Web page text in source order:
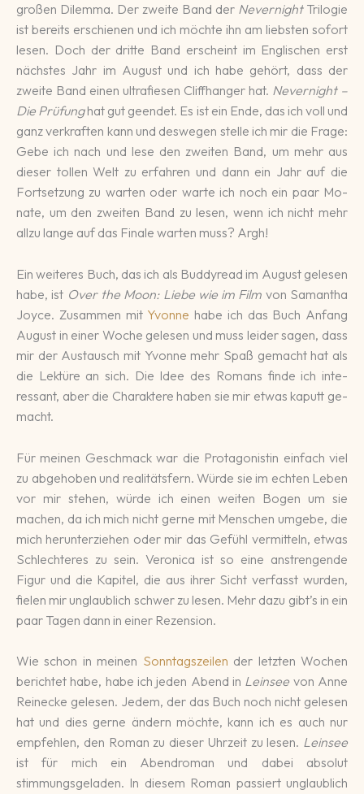
gro­ßen Di­lemma. Der zweite Band der Never­nightTri­lo­gie
ist be­reits er­schie­nen und ich möchte ihn am liebsten so­fort
lesen. Doch der dritte Band er­scheint im Eng­li­schen erst
nächstes Jahr im August und ich habe gehört, dass der
zweite Band einen ultra­fie­sen Cliffhanger hat. Nevernight –
Die Prüfunghat gut geendet. Es ist ein Ende, das ich voll und
ganz ver­kraf­ten kann und des­wegen stelle ich mir die Frage:
Gebe ich nach und lese den zweiten Band, um mehr aus
dieser tollen Welt zu erfahren und dann ein Jahr auf die
Fortsetzung zu warten oder warte ich noch ein paar Mo­
nate, um den zwei­ten Band zu lesen, wenn ich nicht mehr
allzu lan­ge auf das Fina­le warten muss? Argh!
Ein weiteres Buch, das ich als Buddy­read im August ge­le­sen
habe, ist Over the Moon: Liebe wie im Film von Sa­man­tha
Joyce. Zu­sammen mit Yvonne habe ich das Buch An­fang
August in einer Wo­che gele­sen und muss lei­der sagen, dass
mir der Aus­tausch mit Yvonne mehr Spaß ge­macht hat als
die Lek­türe an sich. Die Idee des Romans finde ich in­te­
ressant, aber die Cha­rak­tere haben sie mir etwas ka­putt ge­
macht.
Für meinen Ge­schmack war die Pro­tago­nis­tin ein­fach viel
zu abge­hoben und rea­li­täts­fern. Würde sie im ech­ten Leben
vor mir stehen, würde ich einen wei­ten Bogen um sie
machen, da ich mich nicht gerne mit Men­schen um­gebe, die
mich he­runter­zie­hen oder mir das Gefühl ver­mitteln, etwas
Schlech­teres zu sein. Ve­roni­ca ist so eine an­stren­gende
Figur und die Kapi­tel, die aus ihrer Sicht ver­fasst wurden,
fie­len mir un­glaub­lich schwer zu lesen. Mehr dazu gibt’s in ein
paar Tagen dann in einer Rezension.
Wie schon in meinen Sonntags­zeilen der letzten Wochen
be­rich­tet habe, habe ich jeden Abend in Leinsee von Anne
Rei­necke gelesen. Jedem, der das Buch noch nicht ge­lesen
hat und dies gerne ändern möchte, kann ich es auch nur
empfeh­len, den Roman zu dieser Uhrzeit zu lesen. Leinsee
ist für mich ein Abendroman und dabei absolut
stimmungsgeladen. In diesem Roman passiert un­glaub­lich